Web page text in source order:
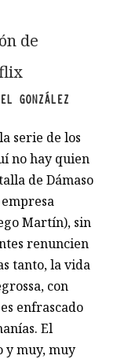
de
GONZÁLEZ
serie de los
no hay quien
de Dámaso
Martín), sin
renuncien
tanto, la vida
con
enfrascado
El
y muy, muy